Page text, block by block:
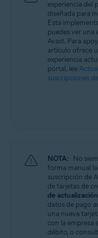
Sistemas operativos:
Todos los sistemas
experiencia del
diseñada para
Esta
puedes ver una
Avast. Para
artículo ofrece
experiencia
portal, lee
suscripciones
NOTA: No
forma manual
suscripción de
de tarjetas de
de
datos de pago
una nueva
con la empresa
débito, o